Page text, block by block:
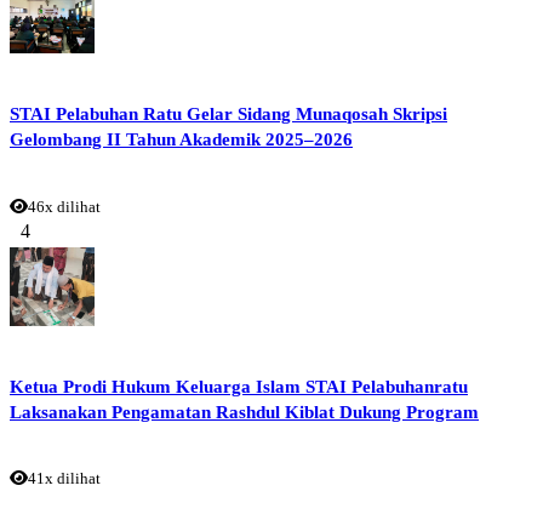
STAI Pelabuhan Ratu Gelar Sidang Munaqosah Skripsi
Gelombang II Tahun Akademik 2025–2026
46x dilihat
4
Ketua Prodi Hukum Keluarga Islam STAI Pelabuhanratu
Laksanakan Pengamatan Rashdul Kiblat Dukung Program
41x dilihat